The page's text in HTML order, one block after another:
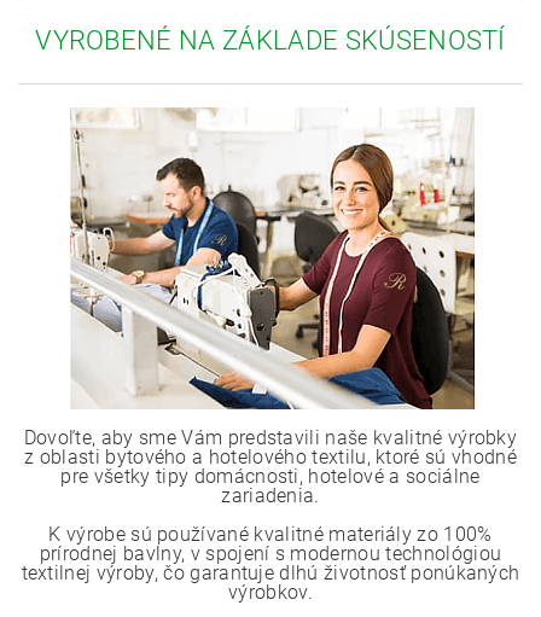
VYROBENÉ NA ZÁKLADE SKÚSENOSTÍ
Dovoľte, aby sme Vám predstavili naše kvalitné výrobky
z oblasti bytového a hotelového textilu, ktoré sú vhodné
pre všetky tipy domácnosti, hotelové a sociálne
zariadenia.
K výrobe sú používané kvalitné materiály zo 100%
prírodnej bavlny, v spojení s modernou technológiou
textilnej výroby, čo garantuje dlhú životnosť ponúkaných
výrobkov.